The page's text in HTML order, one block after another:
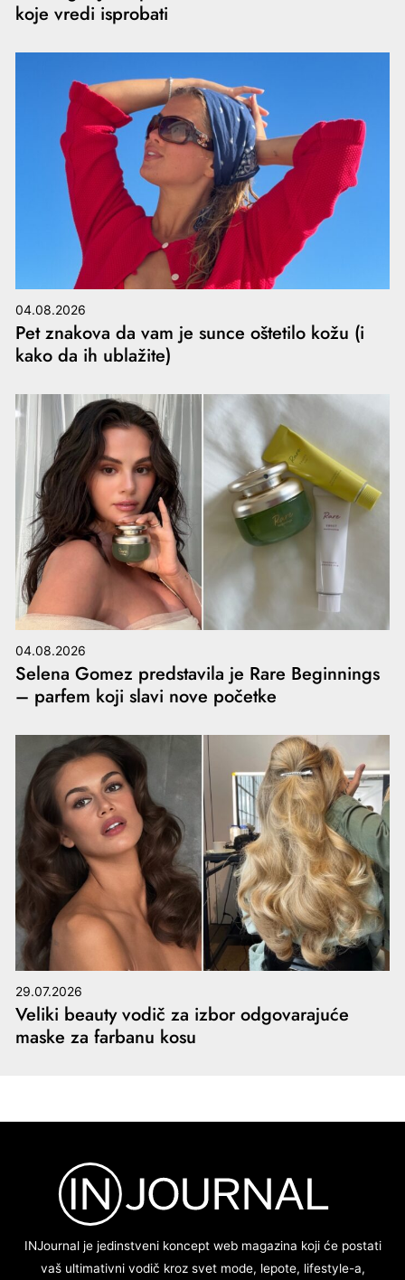
koje vredi isprobati
04.08.2026
Pet znakova da vam je sunce oštetilo kožu (i
kako da ih ublažite)
04.08.2026
Selena Gomez predstavila je Rare Beginnings
– parfem koji slavi nove početke
29.07.2026
Veliki beauty vodič za izbor odgovarajuće
maske za farbanu kosu
INJournal je jedinstveni koncept web magazina koji će postati
vaš ultimativni vodič kroz svet mode, lepote, lifestyle-a,